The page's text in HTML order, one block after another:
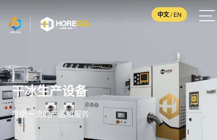
中文/EN
干冰生产设备
提供一流的产品和服务